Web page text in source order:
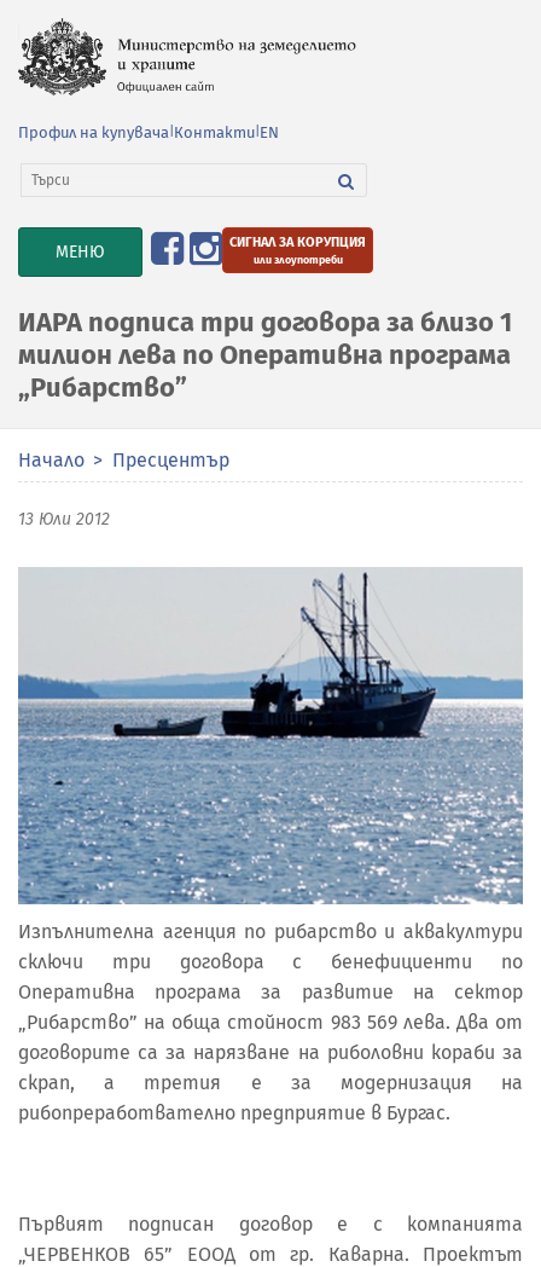
Профил на купувача Контакти EN
TOGGLE
NAVIGATION
МЕНЮ СИГНАЛ ЗА КОРУПЦИЯ
или злоупотреби
ИАРА подписа три договора за близо 1
милион лева по Оперативна програма
„Рибарство”
Начало Пресцентър
13 Юли 2012
Изпълнителна агенция по рибарство и аквакултури
сключи три договора с бенефициенти по
Оперативна програма за развитие на сектор
„Рибарство” на обща стойност 983 569 лева. Два от
договорите са за нарязване на риболовни кораби за
скрап, а третия е за модернизация на
рибопреработвателно предприятие в Бургас.
Първият подписан договор е с компанията
„ЧЕРВЕНКОВ 65” ЕООД от гр. Каварна. Проектът